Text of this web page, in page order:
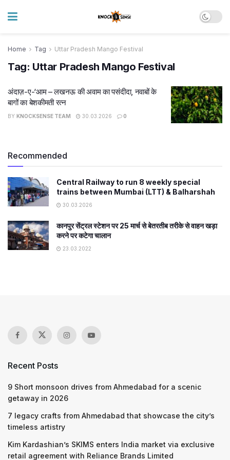
Home Tag Uttar Pradesh Mango Festival
Tag: Uttar Pradesh Mango Festival
अंदाज़-ए-‘आम – लखनऊ की अवाम का पसंदीदा, नवाबों के
बागों का बेशकीमती रत्न
BY KNOCKSENSE TEAM 30.03.2026 0
Recommended
Central Railway to run 8 weekly special
trains between Mumbai (LTT) & Balharshah
30.03.2026
कानपुर सेंट्रल स्टेशन पर 25 मार्च से बेतरतीब तरीके से वाहन खड़ा
करने पर कटेगा चालान
23.03.2022
Recent Posts
9 Short monsoon drives from Ahmedabad for a scenic
getaway in 2026
7 legacy crafts from Ahmedabad that showcase the city’s
timeless artistry
Kim Kardashian’s SKIMS enters India market via exclusive
retail agreement with Reliance Brands Limited